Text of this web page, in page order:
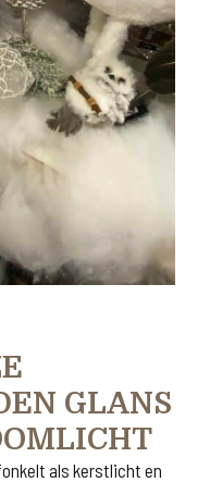
GLANS
als kerstlicht en